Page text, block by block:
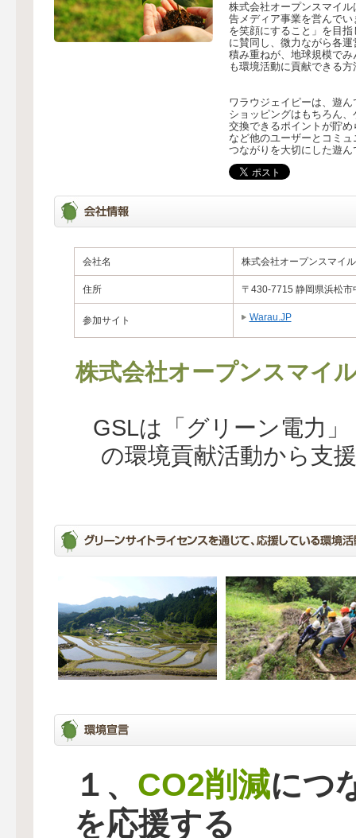
株式会社オープンスマイ
告メディア事業を営んで
を笑顔にすること」を目
に賛同し、微力ながら各
積み重ねが、地球規模で
も環境活動に貢献できる
ワラウジェイピーは、遊
ショッピングはもちろん
交換できるポイントが貯
など他のユーザーとコミ
つながりを大切にした遊
会社名 株式会社オープンスマイル
住所 〒430-7715 静岡県浜松
参加サイト Warau.JP
株式会社オープンスマイ
GSLは「グリーン電力
の環境貢献活動から支
１、 CO2削減につ
を応援する